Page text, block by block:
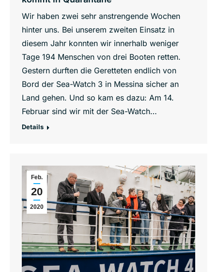
Wir haben zwei sehr anstrengende Wochen
hinter uns. Bei unserem zweiten Einsatz in
diesem Jahr konnten wir innerhalb weniger
Tage 194 Menschen von drei Booten retten.
Gestern durften die Geretteten endlich von
Bord der Sea-Watch 3 in Messina sicher an
Land gehen. Und so kam es dazu: Am 14.
Februar sind wir mit der Sea-Watch…
Details
Feb.
20
2020